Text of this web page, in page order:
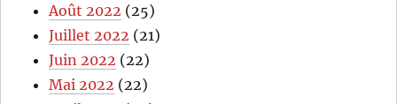
Août 2022 (25)
Juillet 2022 (21)
Juin 2022 (22)
Mai 2022 (22)